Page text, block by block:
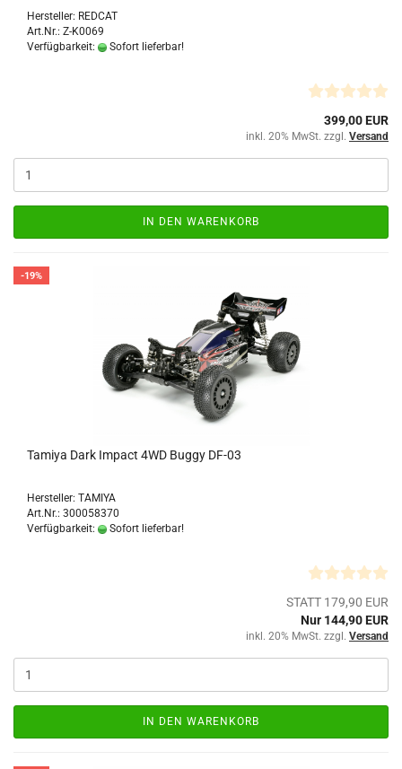
Hersteller: REDCAT
Art.Nr.: Z-K0069
Verfügbarkeit:
Sofort lieferbar!
399,00 EUR
inkl. 20% MwSt. zzgl. Versand
IN DEN WARENKORB
-19%
Tamiya Dark Impact 4WD Buggy DF-03
Hersteller: TAMIYA
Art.Nr.: 300058370
Verfügbarkeit:
Sofort lieferbar!
STATT 179,90 EUR
Nur 144,90 EUR
inkl. 20% MwSt. zzgl. Versand
IN DEN WARENKORB